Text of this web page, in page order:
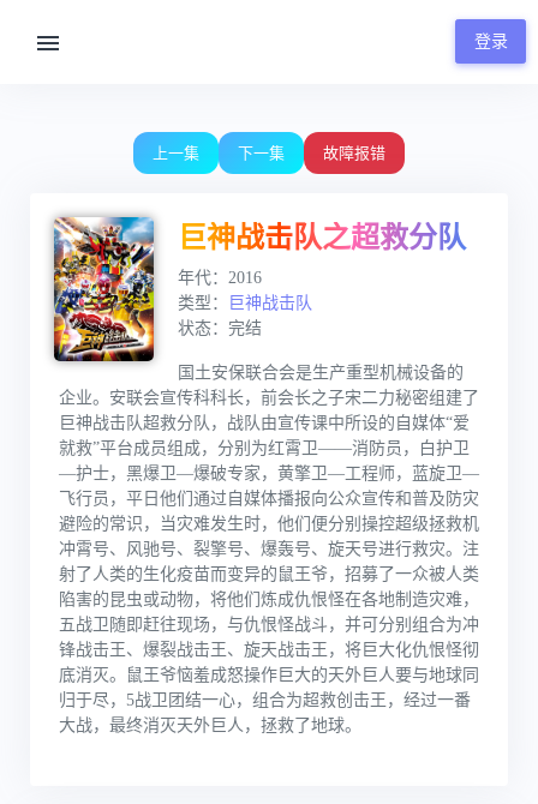
登录
上一集 下一集 故障报错
巨神战击队之超救分队
年代：2016
类型：
巨神战击队
状态：完结
国土安保联合会是生产重型机械设备的
企业。安联会宣传科科长，前会长之子宋二力秘密组建了
巨神战击队超救分队，战队由宣传课中所设的自媒体“爱
就救”平台成员组成，分别为红霄卫——消防员，白护卫
—护士，黑爆卫—爆破专家，黄擎卫—工程师，蓝旋卫—
飞行员，平日他们通过自媒体播报向公众宣传和普及防灾
避险的常识，当灾难发生时，他们便分别操控超级拯救机
冲霄号、风驰号、裂擎号、爆轰号、旋天号进行救灾。注
射了人类的生化疫苗而变异的鼠王爷，招募了一众被人类
陷害的昆虫或动物，将他们炼成仇恨怪在各地制造灾难，
五战卫随即赶往现场，与仇恨怪战斗，并可分别组合为冲
锋战击王、爆裂战击王、旋天战击王，将巨大化仇恨怪彻
底消灭。鼠王爷恼羞成怒操作巨大的天外巨人要与地球同
归于尽，5战卫团结一心，组合为超救创击王，经过一番
大战，最终消灭天外巨人，拯救了地球。